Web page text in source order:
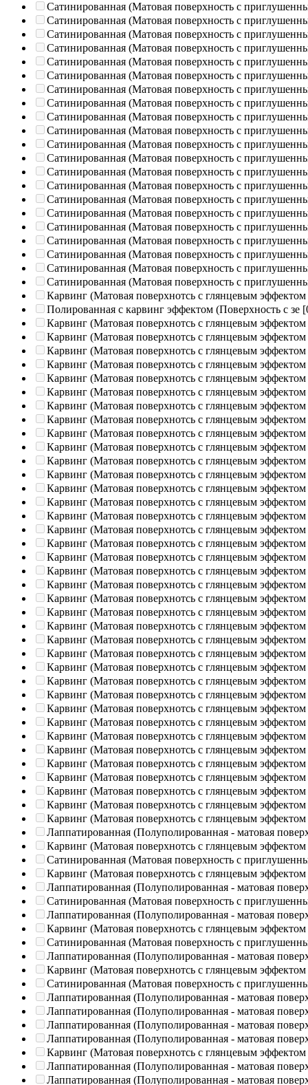
Сатинированная (Матовая поверхность с
Сатинированная (Матовая поверхность с
Сатинированная (Матовая поверхность с
Сатинированная (Матовая поверхность с
Сатинированная (Матовая поверхность с
Сатинированная (Матовая поверхность с
Сатинированная (Матовая поверхность с
Сатинированная (Матовая поверхность с
Сатинированная (Матовая поверхность с
Сатинированная (Матовая поверхность с
Сатинированная (Матовая поверхность с
Сатинированная (Матовая поверхность с
Сатинированная (Матовая поверхность с
Сатинированная (Матовая поверхность с
Сатинированная (Матовая поверхность с
Сатинированная (Матовая поверхность с
Сатинированная (Матовая поверхность с
Сатинированная (Матовая поверхность с
Сатинированная (Матовая поверхность с
Сатинированная (Матовая поверхность с
Сатинированная (Матовая поверхность с
Карвинг (Матовая поверхнотсь с глянцевым эффектом
Полированная c карвинг эффектом (Поверхность с зе
Карвинг (Матовая поверхнотсь с глянцевым эффектом
Карвинг (Матовая поверхнотсь с глянцевым эффектом
Карвинг (Матовая поверхнотсь с глянцевым эффектом
Карвинг (Матовая поверхнотсь с глянцевым эффектом
Карвинг (Матовая поверхнотсь с глянцевым эффектом
Карвинг (Матовая поверхнотсь с глянцевым эффектом
Карвинг (Матовая поверхнотсь с глянцевым эффектом
Карвинг (Матовая поверхнотсь с глянцевым эффектом
Карвинг (Матовая поверхнотсь с глянцевым эффектом
Карвинг (Матовая поверхнотсь с глянцевым эффектом
Карвинг (Матовая поверхнотсь с глянцевым эффектом
Карвинг (Матовая поверхнотсь с глянцевым эффектом
Карвинг (Матовая поверхнотсь с глянцевым эффектом
Карвинг (Матовая поверхнотсь с глянцевым эффектом
Карвинг (Матовая поверхнотсь с глянцевым эффектом
Карвинг (Матовая поверхнотсь с глянцевым эффектом
Карвинг (Матовая поверхнотсь с глянцевым эффектом
Карвинг (Матовая поверхнотсь с глянцевым эффектом
Карвинг (Матовая поверхнотсь с глянцевым эффектом
Карвинг (Матовая поверхнотсь с глянцевым эффектом
Карвинг (Матовая поверхнотсь с глянцевым эффектом
Карвинг (Матовая поверхнотсь с глянцевым эффектом
Карвинг (Матовая поверхнотсь с глянцевым эффектом
Карвинг (Матовая поверхнотсь с глянцевым эффектом
Карвинг (Матовая поверхнотсь с глянцевым эффектом
Карвинг (Матовая поверхнотсь с глянцевым эффектом
Карвинг (Матовая поверхнотсь с глянцевым эффектом
Карвинг (Матовая поверхнотсь с глянцевым эффектом
Карвинг (Матовая поверхнотсь с глянцевым эффектом
Карвинг (Матовая поверхнотсь с глянцевым эффектом
Карвинг (Матовая поверхнотсь с глянцевым эффектом
Карвинг (Матовая поверхнотсь с глянцевым эффектом
Карвинг (Матовая поверхнотсь с глянцевым эффектом
Карвинг (Матовая поверхнотсь с глянцевым эффектом
Карвинг (Матовая поверхнотсь с глянцевым эффектом
Карвинг (Матовая поверхнотсь с глянцевым эффектом
Карвинг (Матовая поверхнотсь с глянцевым эффектом
Лаппатированная (Полуполированная - матовая
Карвинг (Матовая поверхнотсь с глянцевым эффектом
Сатинированная (Матовая поверхность с
Карвинг (Матовая поверхнотсь с глянцевым эффектом
Лаппатированная (Полуполированная - матовая
Сатинированная (Матовая поверхность с
Лаппатированная (Полуполированная - матовая
Карвинг (Матовая поверхнотсь с глянцевым эффектом
Сатинированная (Матовая поверхность с
Лаппатированная (Полуполированная - матовая
Карвинг (Матовая поверхнотсь с глянцевым эффектом
Сатинированная (Матовая поверхность с
Лаппатированная (Полуполированная - матовая
Лаппатированная (Полуполированная - матовая
Лаппатированная (Полуполированная - матовая
Лаппатированная (Полуполированная - матовая
Карвинг (Матовая поверхнотсь с глянцевым эффектом
Лаппатированная (Полуполированная - матовая
Лаппатированная (Полуполированная - матовая